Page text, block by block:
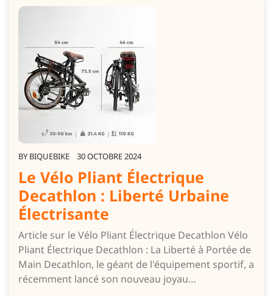
BY BIQUEBIKE 30 OCTOBRE 2024
Le Vélo Pliant Électrique
Decathlon : Liberté Urbaine
Électrisante
Article sur le Vélo Pliant Électrique Decathlon Vélo
Pliant Électrique Decathlon : La Liberté à Portée de
Main Decathlon, le géant de l'équipement sportif, a
récemment lancé son nouveau joyau…